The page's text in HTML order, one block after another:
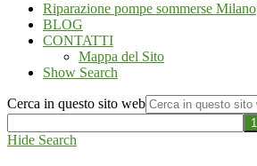
Riparazione pompe sommerse Milano
BLOG
CONTATTI
Mappa del Sito
Show Search
Cerca in questo sito web
Hide Search